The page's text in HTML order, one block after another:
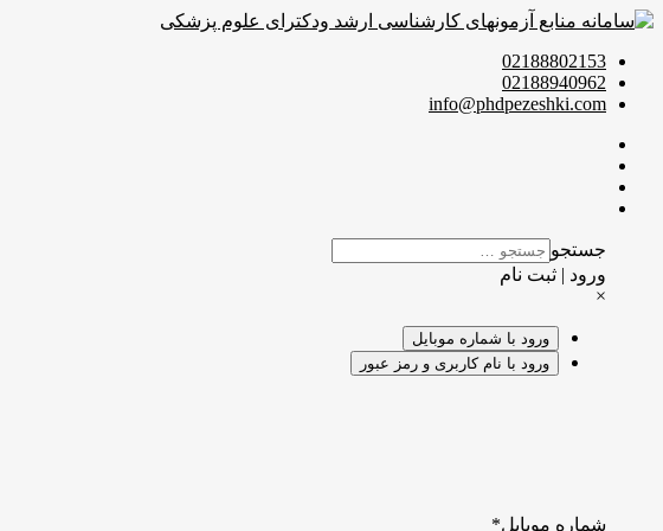
02188802153
02188940962
info@phdpezeshki.com
جستجو
ورود | ثبت نام
×
ورود با شماره موبایل
ورود با نام کاربری و رمز عبور
شماره موبایل*